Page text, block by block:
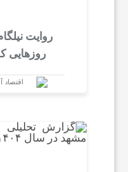
روایت
روزهایی
اقتصاد